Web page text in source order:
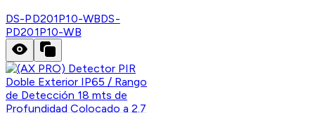
DS-PD201P10-WBDS-
PD201P10-WB